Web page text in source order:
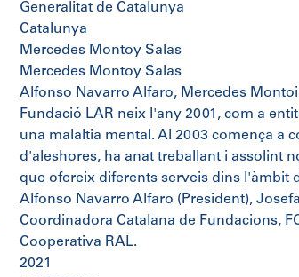
Generalitat de Catalunya
Catalunya
Mercedes Montoy Salas
Mercedes Montoy Salas
Alfonso Navarro Alfaro, Mercedes
Fundació LAR neix l'any 2001, com a
una malaltia mental. Al 2003 comença a
d'aleshores, ha anat treballant i assolint
que ofereix diferents serveis dins l'àmbit
Alfonso Navarro Alfaro (President),
Coordinadora Catalana de Fundacions,
Cooperativa RAL.
2021